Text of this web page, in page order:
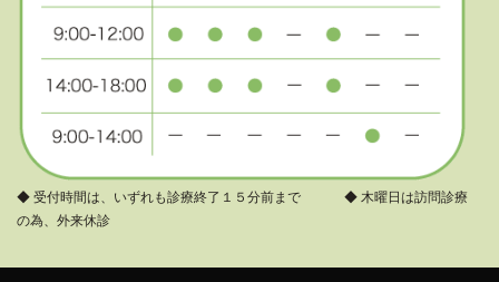
◆ 受付時間は、いずれも診療終了１５分前まで ◆ 木曜日は訪問診療
の為、外来休診